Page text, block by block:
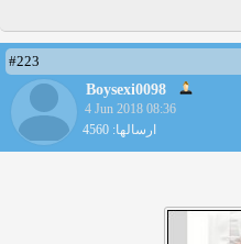
#223
Boysexi0098
4 Jun 2018 08:36
ارسالها: 4560